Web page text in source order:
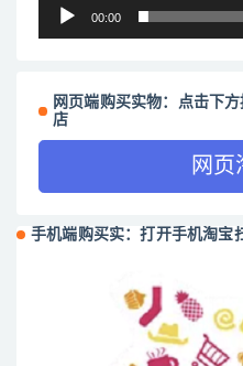
00:00
网页端购买实物：点击下
店
网页
手机端购买实：打开手机淘宝